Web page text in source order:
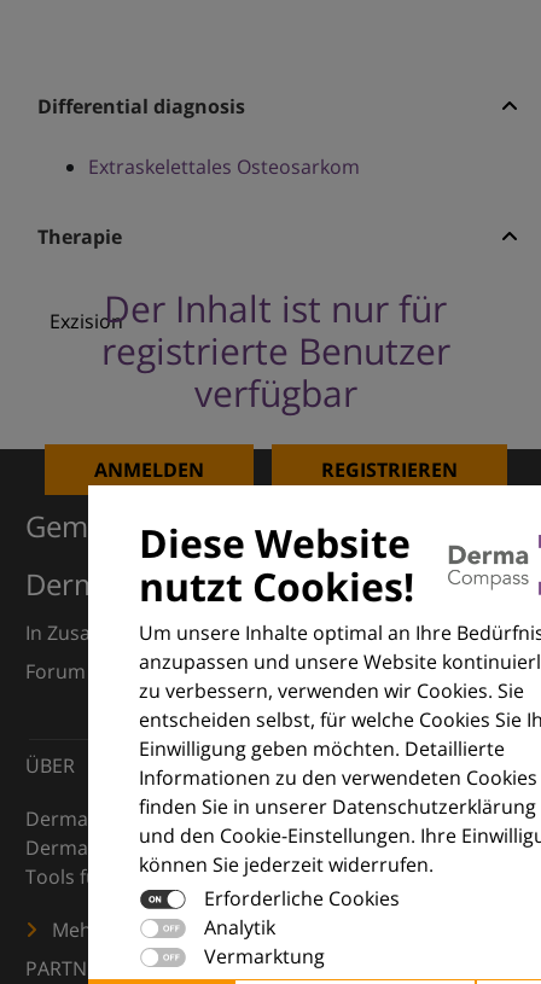
Differential diagnosis
Extraskelettales Osteosarkom
Therapie
Der Inhalt ist nur für
registrierte Benutzer
verfügbar
ANMELDEN REGISTRIEREN
Exzision
Diese Website
nutzt Cookies!
Um unsere Inhalte optimal an Ihre
anzupassen und unsere Website
zu verbessern, verwenden wir Cookies. Sie
entscheiden selbst, für welche Cookies Sie
Einwilligung geben möchten. Detaillierte
Informationen zu den verwendeten Cookies
finden Sie in unserer Datenschutzerklärung
und den Cookie-Einstellungen. Ihre
können Sie jederzeit widerrufen.
Erforderliche Cookies
Analytik
Vermarktung
Gemeinsam für Exzellenz in der
Dermatologie
In Zusammenarbeit mit dem European Dermatology
Forum (EDF) und Euroderm Excellence
ÜBER
DermaCompass ist Ihr digitaler Kompass für die
Dermatologie – mit Wissen, Bildern und praktischen
Tools für den klinischen Alltag.
Mehr erfahren
PARTNER